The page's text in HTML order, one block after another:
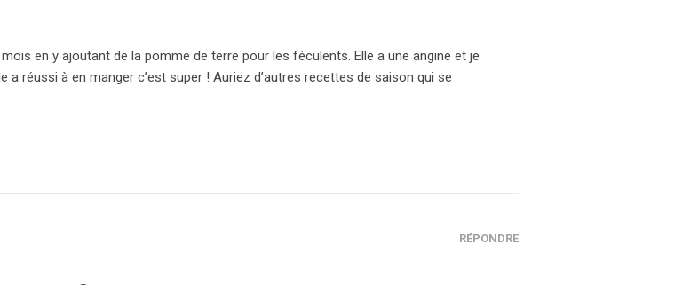
en y ajoutant de la pomme de terre pour les féculents. Elle a une angine et je
a réussi à en manger c’est super ! Auriez d’autres recettes de saison qui se
RÉPONDRE